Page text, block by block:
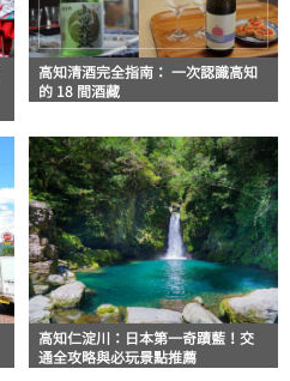
高知清酒完全指南： 一次認識高知
的 18 間酒藏
高知仁淀川：日本第一奇蹟藍！交
通全攻略與必玩景點推薦